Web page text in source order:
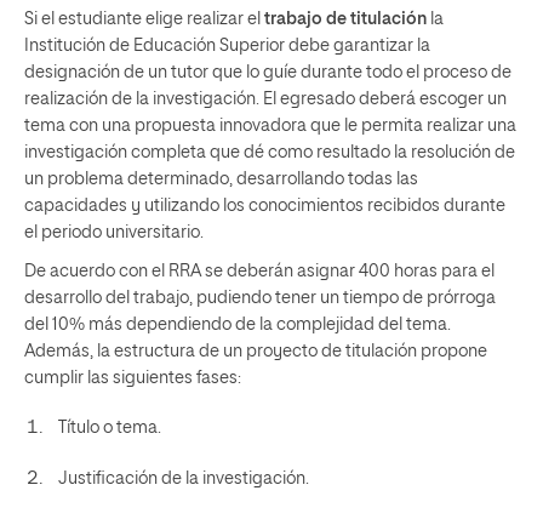
Si el estudiante elige realizar el trabajo de titulación la
Institución de Educación Superior debe garantizar la
designación de un tutor que lo guíe durante todo el proceso de
realización de la investigación. El egresado deberá escoger un
tema con una propuesta innovadora que le permita realizar una
investigación completa que dé como resultado la resolución de
un problema determinado, desarrollando todas las
capacidades y utilizando los conocimientos recibidos durante
el periodo universitario.
De acuerdo con el RRA se deberán asignar 400 horas para el
desarrollo del trabajo, pudiendo tener un tiempo de prórroga
del 10% más dependiendo de la complejidad del tema.
Además, la estructura de un proyecto de titulación propone
cumplir las siguientes fases:
Título o tema.
Justificación de la investigación.